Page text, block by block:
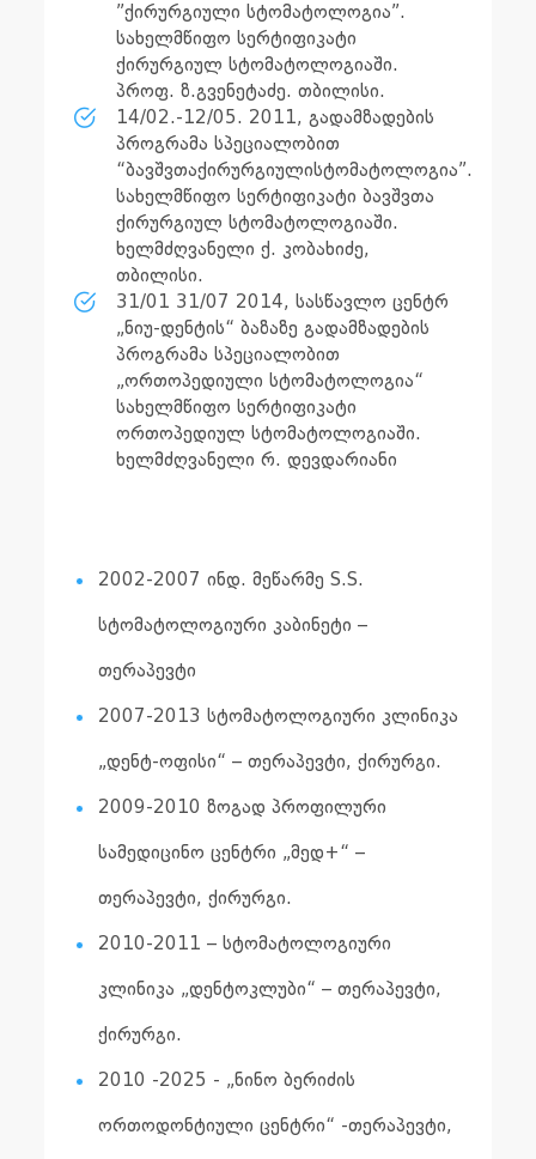
”ქირურგიული სტომატოლოგია”.
სახელმწიფო სერტიფიკატი
ქირურგიულ სტომატოლოგიაში.
პროფ. ზ.გვენეტაძე. თბილისი.
14/02.-12/05. 2011, გადამზადების
პროგრამა სპეციალობით
“ბავშვთაქირურგიულისტომატოლოგია”.
სახელმწიფო სერტიფიკატი ბავშვთა
ქირურგიულ სტომატოლოგიაში.
ხელმძღვანელი ქ. კობახიძე,
თბილისი.
31/01 31/07 2014, სასწავლო ცენტრ
„ნიუ-დენტის“ ბაზაზე გადამზადების
პროგრამა სპეციალობით
„ორთოპედიული სტომატოლოგია“
სახელმწიფო სერტიფიკატი
ორთოპედიულ სტომატოლოგიაში.
ხელმძღვანელი რ. დევდარიანი
2002-2007 ინდ. მეწარმე S.S.
სტომატოლოგიური კაბინეტი –
თერაპევტი
2007-2013 სტომატოლოგიური კლინიკა
„დენტ-ოფისი“ – თერაპევტი, ქირურგი.
2009-2010 ზოგად პროფილური
სამედიცინო ცენტრი „მედ+“ –
თერაპევტი, ქირურგი.
2010-2011 – სტომატოლოგიური
კლინიკა „დენტოკლუბი“ – თერაპევტი,
ქირურგი.
2010 -2025 - „ნინო ბერიძის
ორთოდონტიული ცენტრი“ -თერაპევტი,